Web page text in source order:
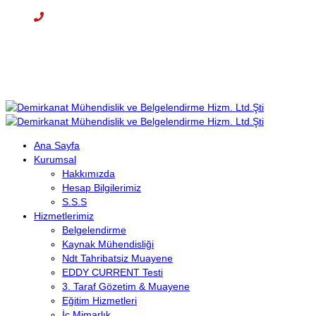
Ana Sayfa
Kurumsal
Hakkımızda
Hesap Bilgilerimiz
S.S.S
Hizmetlerimiz
Belgelendirme
Kaynak Mühendisliği
Ndt Tahribatsiz Muayene
EDDY CURRENT Testi
3. Taraf Gözetim & Muayene
Eğitim Hizmetleri